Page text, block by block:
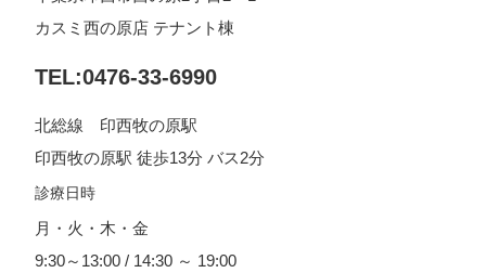
カスミ西の原店 テナント棟
TEL:0476-33-6990
北総線 印西牧の原駅
印西牧の原駅 徒歩13分 バス2分
診療日時
月・火・木・金
9:30～13:00 / 14:30 ～ 19:00